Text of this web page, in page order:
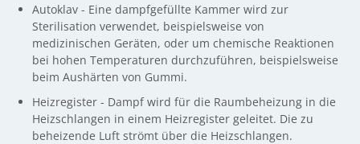
Autoklav - Eine dampfgefüllte Kammer wird zur
Sterilisation verwendet, beispielsweise von
medizinischen Geräten, oder um chemische Reaktionen
bei hohen Temperaturen durchzuführen, beispielsweise
beim Aushärten von Gummi.
Heizregister - Dampf wird für die Raumbeheizung in die
Heizschlangen in einem Heizregister geleitet. Die zu
beheizende Luft strömt über die Heizschlangen.